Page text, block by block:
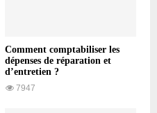
Comment comptabiliser les
dépenses de réparation et
d’entretien ?
7947